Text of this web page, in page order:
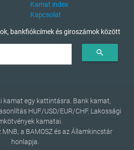
Kamat index
Kapcsolat
bankfiókcímek és giroszámok között
search
kamat egy kattintásra. Bank kamat,
HUF/USD/EUR/CHF. Lakossági
kamatai.
a BAMOSZ és az Államkincstár
honlapja.